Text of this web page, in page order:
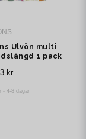
Ulvön multi
1 pack
kr
- 4-8 dagar